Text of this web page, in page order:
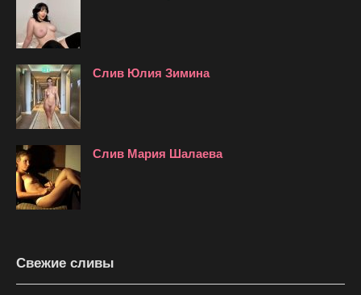
Слив Юлия Зимина
Слив Мария Шалаева
Свежие сливы